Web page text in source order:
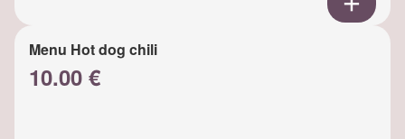
Menu Hot dog chili
10.00 €